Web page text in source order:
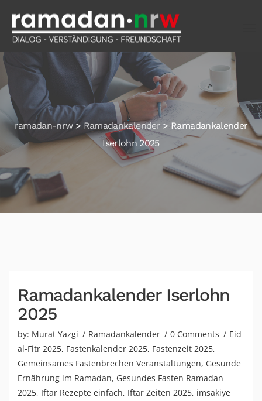
ramadan-nrw> Ramadankalender> Ramadankalender
Iserlohn 2025
Ramadankalender Iserlohn
2025
by: Murat Yazgi Ramadankalender 0 Comments
Eid
al-Fitr 2025, Fastenkalender 2025, Fastenzeit 2025,
Gemeinsames Fastenbrechen Veranstaltungen, Gesunde
Ernährung im Ramadan, Gesundes Fasten Ramadan
2025, Iftar Rezepte einfach, Iftar Zeiten 2025, imsakiye